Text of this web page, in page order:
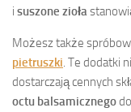
i suszone zioła
Możesz także
pietruszki. Te dodatki
dostarczają cennych
octu balsamicznego